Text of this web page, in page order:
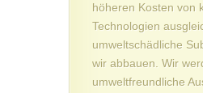
höheren Kosten von
Technologien
umweltschädliche
wir abbauen. Wir
umweltfreundliche